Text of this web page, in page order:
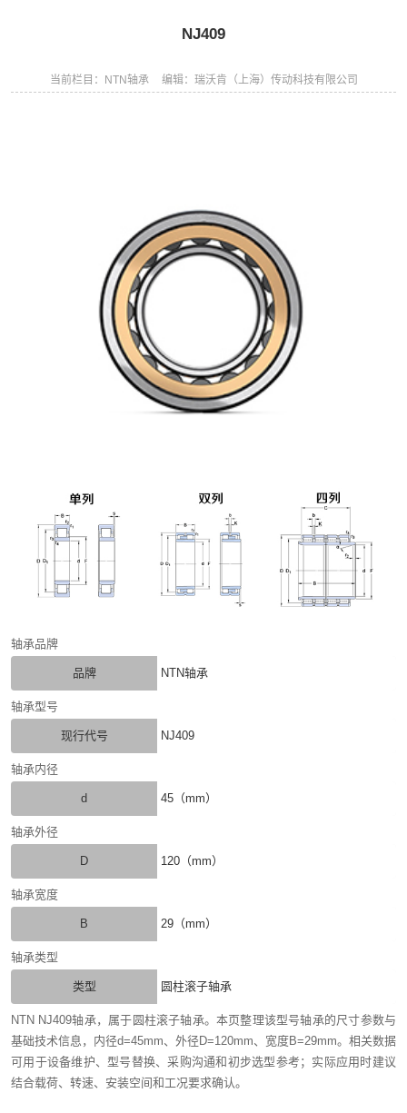
NJ409
当前栏目：NTN轴承 编辑：瑞沃肯（上海）传动科技有限公司
轴承品牌
品牌 NTN轴承
轴承型号
现行代号 NJ409
轴承内径
d 45（mm）
轴承外径
D 120（mm）
轴承宽度
B 29（mm）
轴承类型
类型 圆柱滚子轴承
NTN NJ409轴承，属于圆柱滚子轴承。本页整理该型号轴承的尺寸参数与
基础技术信息，内径d=45mm、外径D=120mm、宽度B=29mm。相关数据
可用于设备维护、型号替换、采购沟通和初步选型参考；实际应用时建议
结合载荷、转速、安装空间和工况要求确认。